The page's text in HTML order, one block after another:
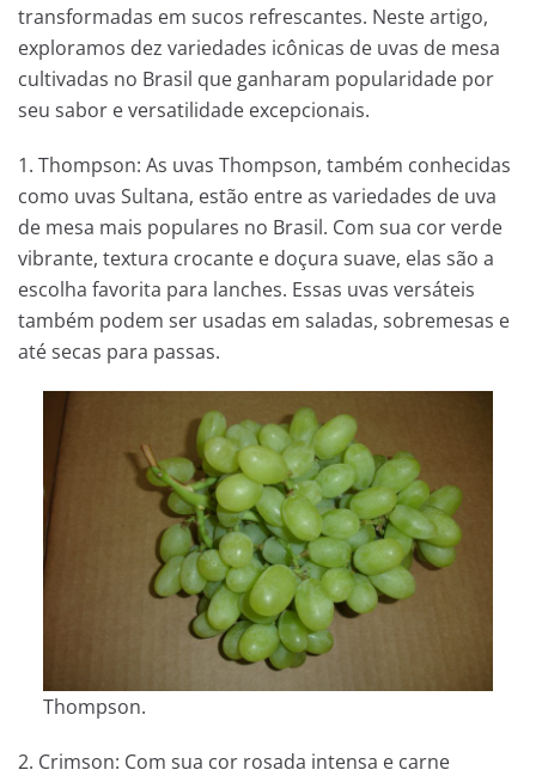
transformadas em sucos refrescantes. Neste artigo,
exploramos dez variedades icônicas de uvas de mesa
cultivadas no Brasil que ganharam popularidade por
seu sabor e versatilidade excepcionais.
1. Thompson: As uvas Thompson, também conhecidas
como uvas Sultana, estão entre as variedades de uva
de mesa mais populares no Brasil. Com sua cor verde
vibrante, textura crocante e doçura suave, elas são a
escolha favorita para lanches. Essas uvas versáteis
também podem ser usadas em saladas, sobremesas e
até secas para passas.
Thompson.
2. Crimson: Com sua cor rosada intensa e carne